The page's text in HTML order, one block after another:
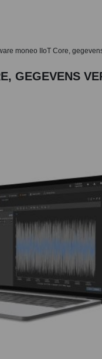
moneo IIoT Core,
GEGEVENS